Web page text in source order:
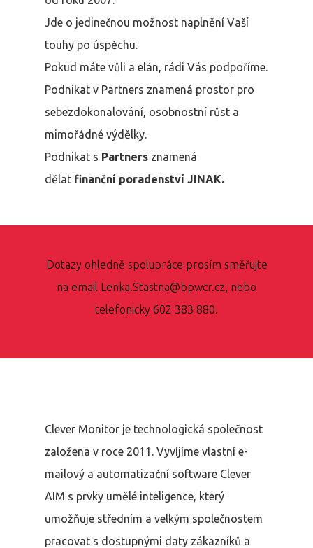
Jde o jedinečnou možnost naplnění Vaší
touhy po úspěchu.
Pokud máte vůli a elán, rádi Vás podpoříme.
Podnikat v Partners znamená prostor pro
sebezdokonalování, osobnostní růst a
mimořádné výdělky.
Podnikat s Partners znamená
dělat finanční poradenství JINAK.
Dotazy ohledně spolupráce prosím směřujte
na email Lenka.Stastna@bpwcr.cz, nebo
telefonicky 602 383 880.
Clever Monitor je technologická společnost
založena v roce 2011. Vyvíjíme vlastní e-
mailový a automatizační software Clever
AIM s prvky umělé inteligence, který
umožňuje středním a velkým společnostem
pracovat s dostupnými daty zákazníků a